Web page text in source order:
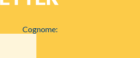
Cognome: